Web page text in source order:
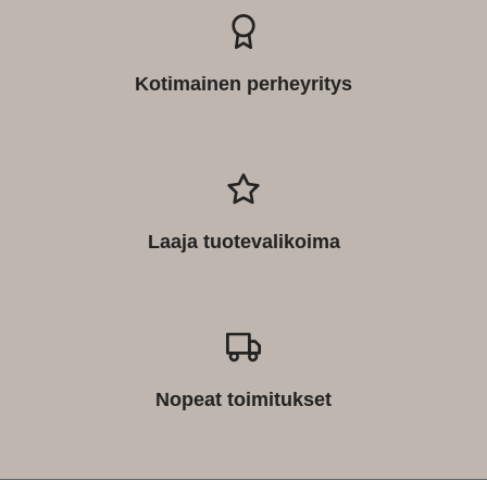
Kotimainen perheyritys
Laaja tuotevalikoima
Nopeat toimitukset